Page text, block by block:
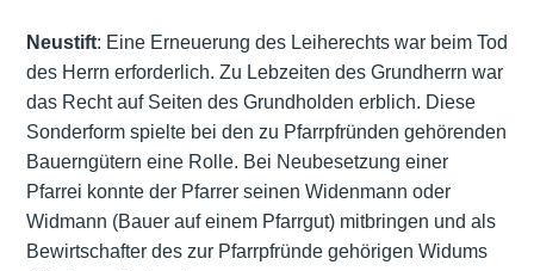
Neustift: Eine Erneuerung des Leiherechts war beim Tod
des Herrn erforderlich. Zu Lebzeiten des Grundherrn war
das Recht auf Seiten des Grundholden erblich. Diese
Sonderform spielte bei den zu Pfarrpfründen gehörenden
Bauerngütern eine Rolle. Bei Neubesetzung einer
Pfarrei konnte der Pfarrer seinen Widenmann oder
Widmann (Bauer auf einem Pfarrgut) mitbringen und als
Bewirtschafter des zur Pfarrpfründe gehörigen Widums